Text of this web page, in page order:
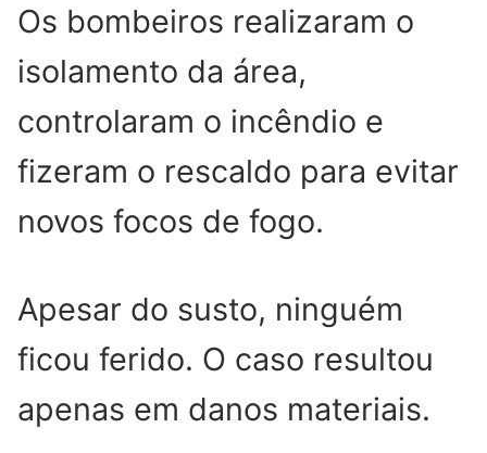
Os bombeiros realizaram o
isolamento da área,
controlaram o incêndio e
fizeram o rescaldo para evitar
novos focos de fogo.
Apesar do susto, ninguém
ficou ferido. O caso resultou
apenas em danos materiais.